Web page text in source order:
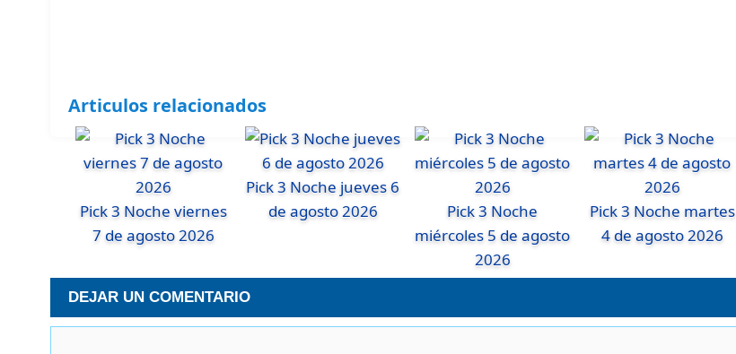
Articulos relacionados
Pick 3 Noche viernes
7 de agosto 2026
Pick 3 Noche jueves 6
de agosto 2026
Pick 3 Noche
miércoles 5 de agosto
2026
Pick 3 Noche martes
4 de agosto 2026
DEJAR UN COMENTARIO